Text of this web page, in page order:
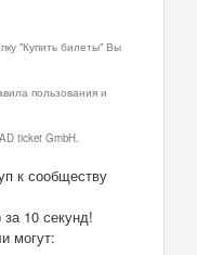
"Купить билеты" Вы
пользования и
ticket GmbH.
к сообществу
за 10 секунд!
могут: